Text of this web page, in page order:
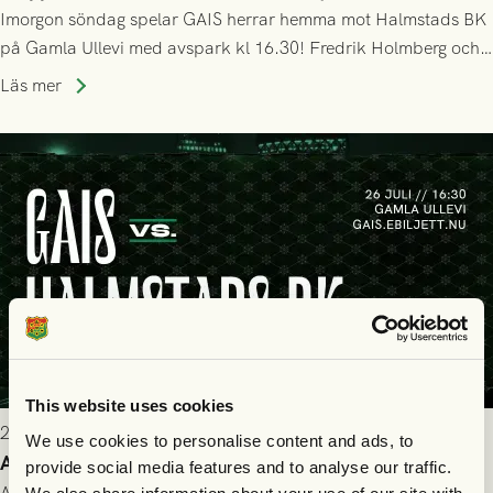
This website uses cookies
We use cookies to personalise content and ads, to
provide social media features and to analyse our traffic.
Imorgon söndag spelar GAIS herrar hemma mot Halmstads BK
på Gamla Ullevi med avspark kl 16.30! Fredrik Holmberg och
ledarstaben har tagit ut följande trupp till matchen:
Läs mer
2026-07-25 9:00
Allt du behöver veta inför GAIS - Halmstads BK 26/7